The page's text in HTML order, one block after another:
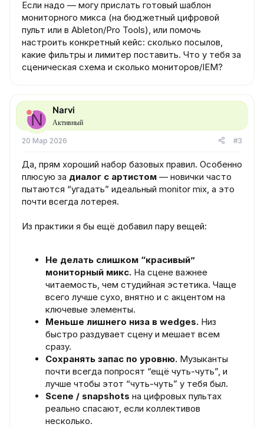
Если надо — могу прислать готовый шаблон
мониторного микса (на бюджетный цифровой
пульт или в Ableton/Pro Tools), или помочь
настроить конкретный кейс: сколько посылов,
какие фильтры и лимитер поставить. Что у тебя за
сценическая схема и сколько мониторов/IEM?
N
Narvi
Активный
20 Мар 2026 #3
Да, прям хороший набор базовых правил. Особенно
плюсую за диалог с артистом — новички часто
пытаются “угадать” идеальный monitor mix, а это
почти всегда лотерея.
Из практики я бы ещё добавил пару вещей:
Не делать слишком “красивый”
мониторный микс. На сцене важнее
читаемость, чем студийная эстетика. Чаще
всего лучше сухо, внятно и с акцентом на
ключевые элементы.
Меньше лишнего низа в wedges. Низ
быстро раздувает сцену и мешает всем
сразу.
Сохранять запас по уровню. Музыканты
почти всегда попросят “ещё чуть-чуть”, и
лучше чтобы этот “чуть-чуть” у тебя был.
Scene / snapshots на цифровых пультах
реально спасают, если коллективов
несколько.